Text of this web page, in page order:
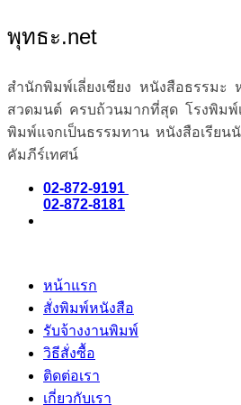
พุทธะ.net
สำนักพิมพ์เลี่ยงเชียง หนังสือธรรมะ
สวดมนต์ ครบถ้วนมากที่สุด โรงพิมพ์
พิมพ์แจกเป็นธรรมทาน หนังสือเรียน
คัมภีร์เทศน์
02-872-9191
02-872-8181
หน้าแรก
สั่งพิมพ์หนังสือ
รับจ้างงานพิมพ์
วิธีสั่งซื้อ
ติดต่อเรา
เกี่ยวกับเรา